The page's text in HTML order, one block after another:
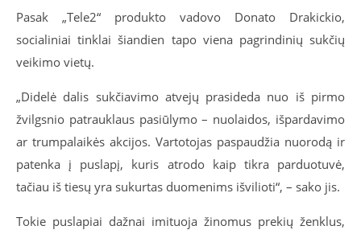
Pasak „Tele2“ produkto vadovo Donato Drakickio,
socialiniai tinklai šiandien tapo viena pagrindinių sukčių
veikimo vietų.
„Didelė dalis sukčiavimo atvejų prasideda nuo iš pirmo
žvilgsnio patrauklaus pasiūlymo – nuolaidos, išpardavimo
ar trumpalaikės akcijos. Vartotojas paspaudžia nuorodą ir
patenka į puslapį, kuris atrodo kaip tikra parduotuvė,
tačiau iš tiesų yra sukurtas duomenims išvilioti“, – sako jis.
Tokie puslapiai dažnai imituoja žinomus prekių ženklus,